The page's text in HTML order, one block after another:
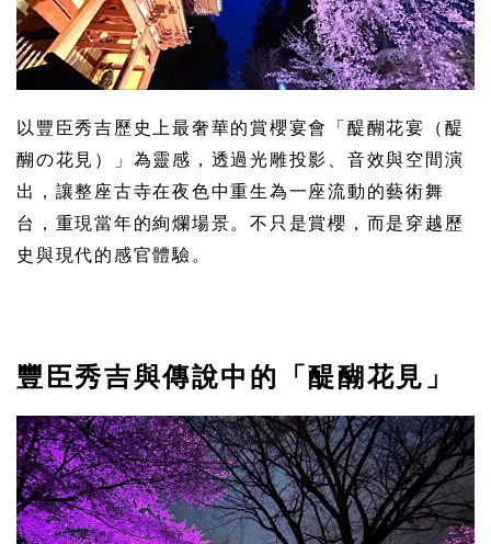
以豐臣秀吉歷史上最奢華的賞櫻宴會「醍醐花宴（醍
醐の花見）」為靈感，透過光雕投影、音效與空間演
出，讓整座古寺在夜色中重生為一座流動的藝術舞
台，重現當年的絢爛場景。不只是賞櫻，而是穿越歷
史與現代的感官體驗。
豐臣秀吉與傳說中的「醍醐花見」